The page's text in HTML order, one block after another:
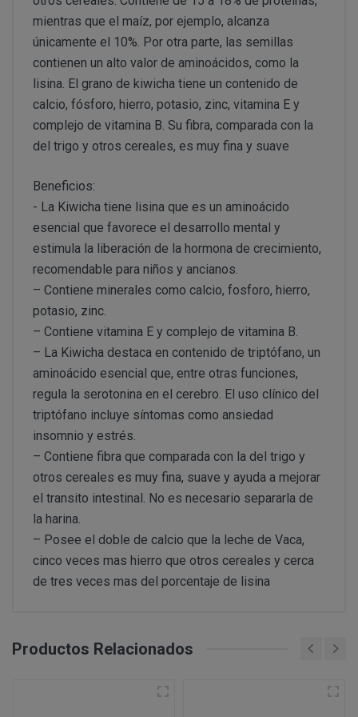
mientras que el maíz, por ejemplo, alcanza
únicamente el 10%. Por otra parte, las semillas
contienen un alto valor de aminoácidos, como la
lisina. El grano de kiwicha tiene un contenido de
calcio, fósforo, hierro, potasio, zinc, vitamina E y
complejo de vitamina B. Su fibra, comparada con la
del trigo y otros cereales, es muy fina y suave
Beneficios:
- La Kiwicha tiene lisina que es un aminoácido
esencial que favorece el desarrollo mental y
estimula la liberación de la hormona de crecimiento,
recomendable para niños y ancianos.
– Contiene minerales como calcio, fosforo, hierro,
potasio, zinc.
– Contiene vitamina E y complejo de vitamina B.
– La Kiwicha destaca en contenido de triptófano, un
aminoácido esencial que, entre otras funciones,
regula la serotonina en el cerebro. El uso clínico del
triptófano incluye síntomas como ansiedad
insomnio y estrés.
– Contiene fibra que comparada con la del trigo y
otros cereales es muy fina, suave y ayuda a mejorar
el transito intestinal. No es necesario separarla de
la harina.
– Posee el doble de calcio que la leche de Vaca,
cinco veces mas hierro que otros cereales y cerca
de tres veces mas del porcentaje de lisina
Productos Relacionados
Intentar acceder a las cuentas de correo electrónico
sistemas informáticos de PERUSTOCKS o de
Vulnerar los derechos de propiedad intelectual o
Suplantar la identidad de cualquier otro usuario.
Reproducir, copiar, distribuir, poner a disposición de,
transformar o modificar los contenidos, a menos que
correspondientes derechos o ello resulte legalmente
con fines de venta u otras de naturaleza comercial
¿Por cuánto tiempo conservaremos sus datos?
¿Cuál es la legitimación para el tratamiento de sus datos
Consentimiento del interesado
Ejecución de un contrato
Ejecución de medidas precontractuales a petición del
Interés legítimo del responsable
¿A qué destinatarios se comunicarán sus datos?
PERUSTOCKS pretende garantizar la
través de www.perustocks.es. No obstante, en el
estuviera disponible o si el mismo se hubiera
momento, mediante indicación de no existencias.
producto agotado.
De no hallarse disponible el producto, y habiendo
PERUSTOCKS podrá suministrar un producto de
cuyo caso, el consumidor podrá aceptarlo o
En caso de indisponibilidad de la totalidad o parte del
sustitución por el cliente, el reembolso previamente
de pago que se utilizó en la compra.
Si PERUSTOCKS se retrasara injustificadamente
consumidor podrá reclamar el doble de la cantidad
PROCESO DE COMPRA Y/O CONTRATACIÓN
Para realizar cualquier compra en
edad.
Además será preciso que el cliente se registre en
recogida de datos en el que se proporcione a
contratación; datos que en cualquier caso serán
que el cliente deberá consentir expresamente
PERUSTOCKS.
Los pasos a seguir para realizar la compra son:
newsletter. En la dirección del correo